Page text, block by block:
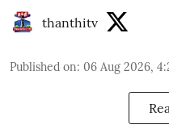
thanthitv
Published on: 06 Aug 2026,